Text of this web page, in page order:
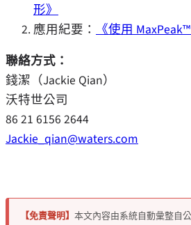
形》
應用紀要：
《使用
聯絡方式：
錢潔（Jackie Qian）
沃特世公司
86 21 6156 2644
Jackie_qian@waters.com
【免責聲明】 本文內容由系統自動彙整自